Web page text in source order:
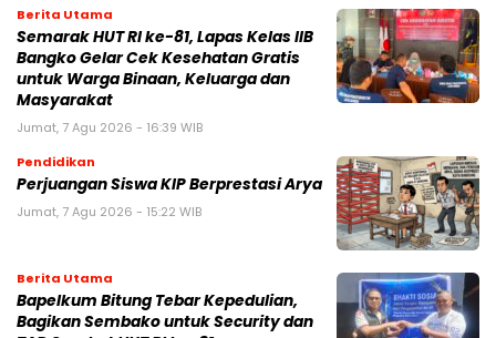
Berita Utama
Semarak HUT RI ke-81, Lapas Kelas IIB
Bangko Gelar Cek Kesehatan Gratis
untuk Warga Binaan, Keluarga dan
Masyarakat
Jumat, 7 Agu 2026 - 16:39 WIB
Pendidikan
Perjuangan Siswa KIP Berprestasi Arya
Jumat, 7 Agu 2026 - 15:22 WIB
Berita Utama
Bapelkum Bitung Tebar Kepedulian,
Bagikan Sembako untuk Security dan